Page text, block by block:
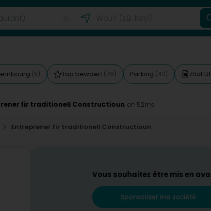
(9) Top bewäert (26) Parking (42) Zitat
fir traditionell Constructioun en 52ms
Entreprener fir traditionell Constructioun
Vous souhaitez être mis en
Sponsoriser ma société